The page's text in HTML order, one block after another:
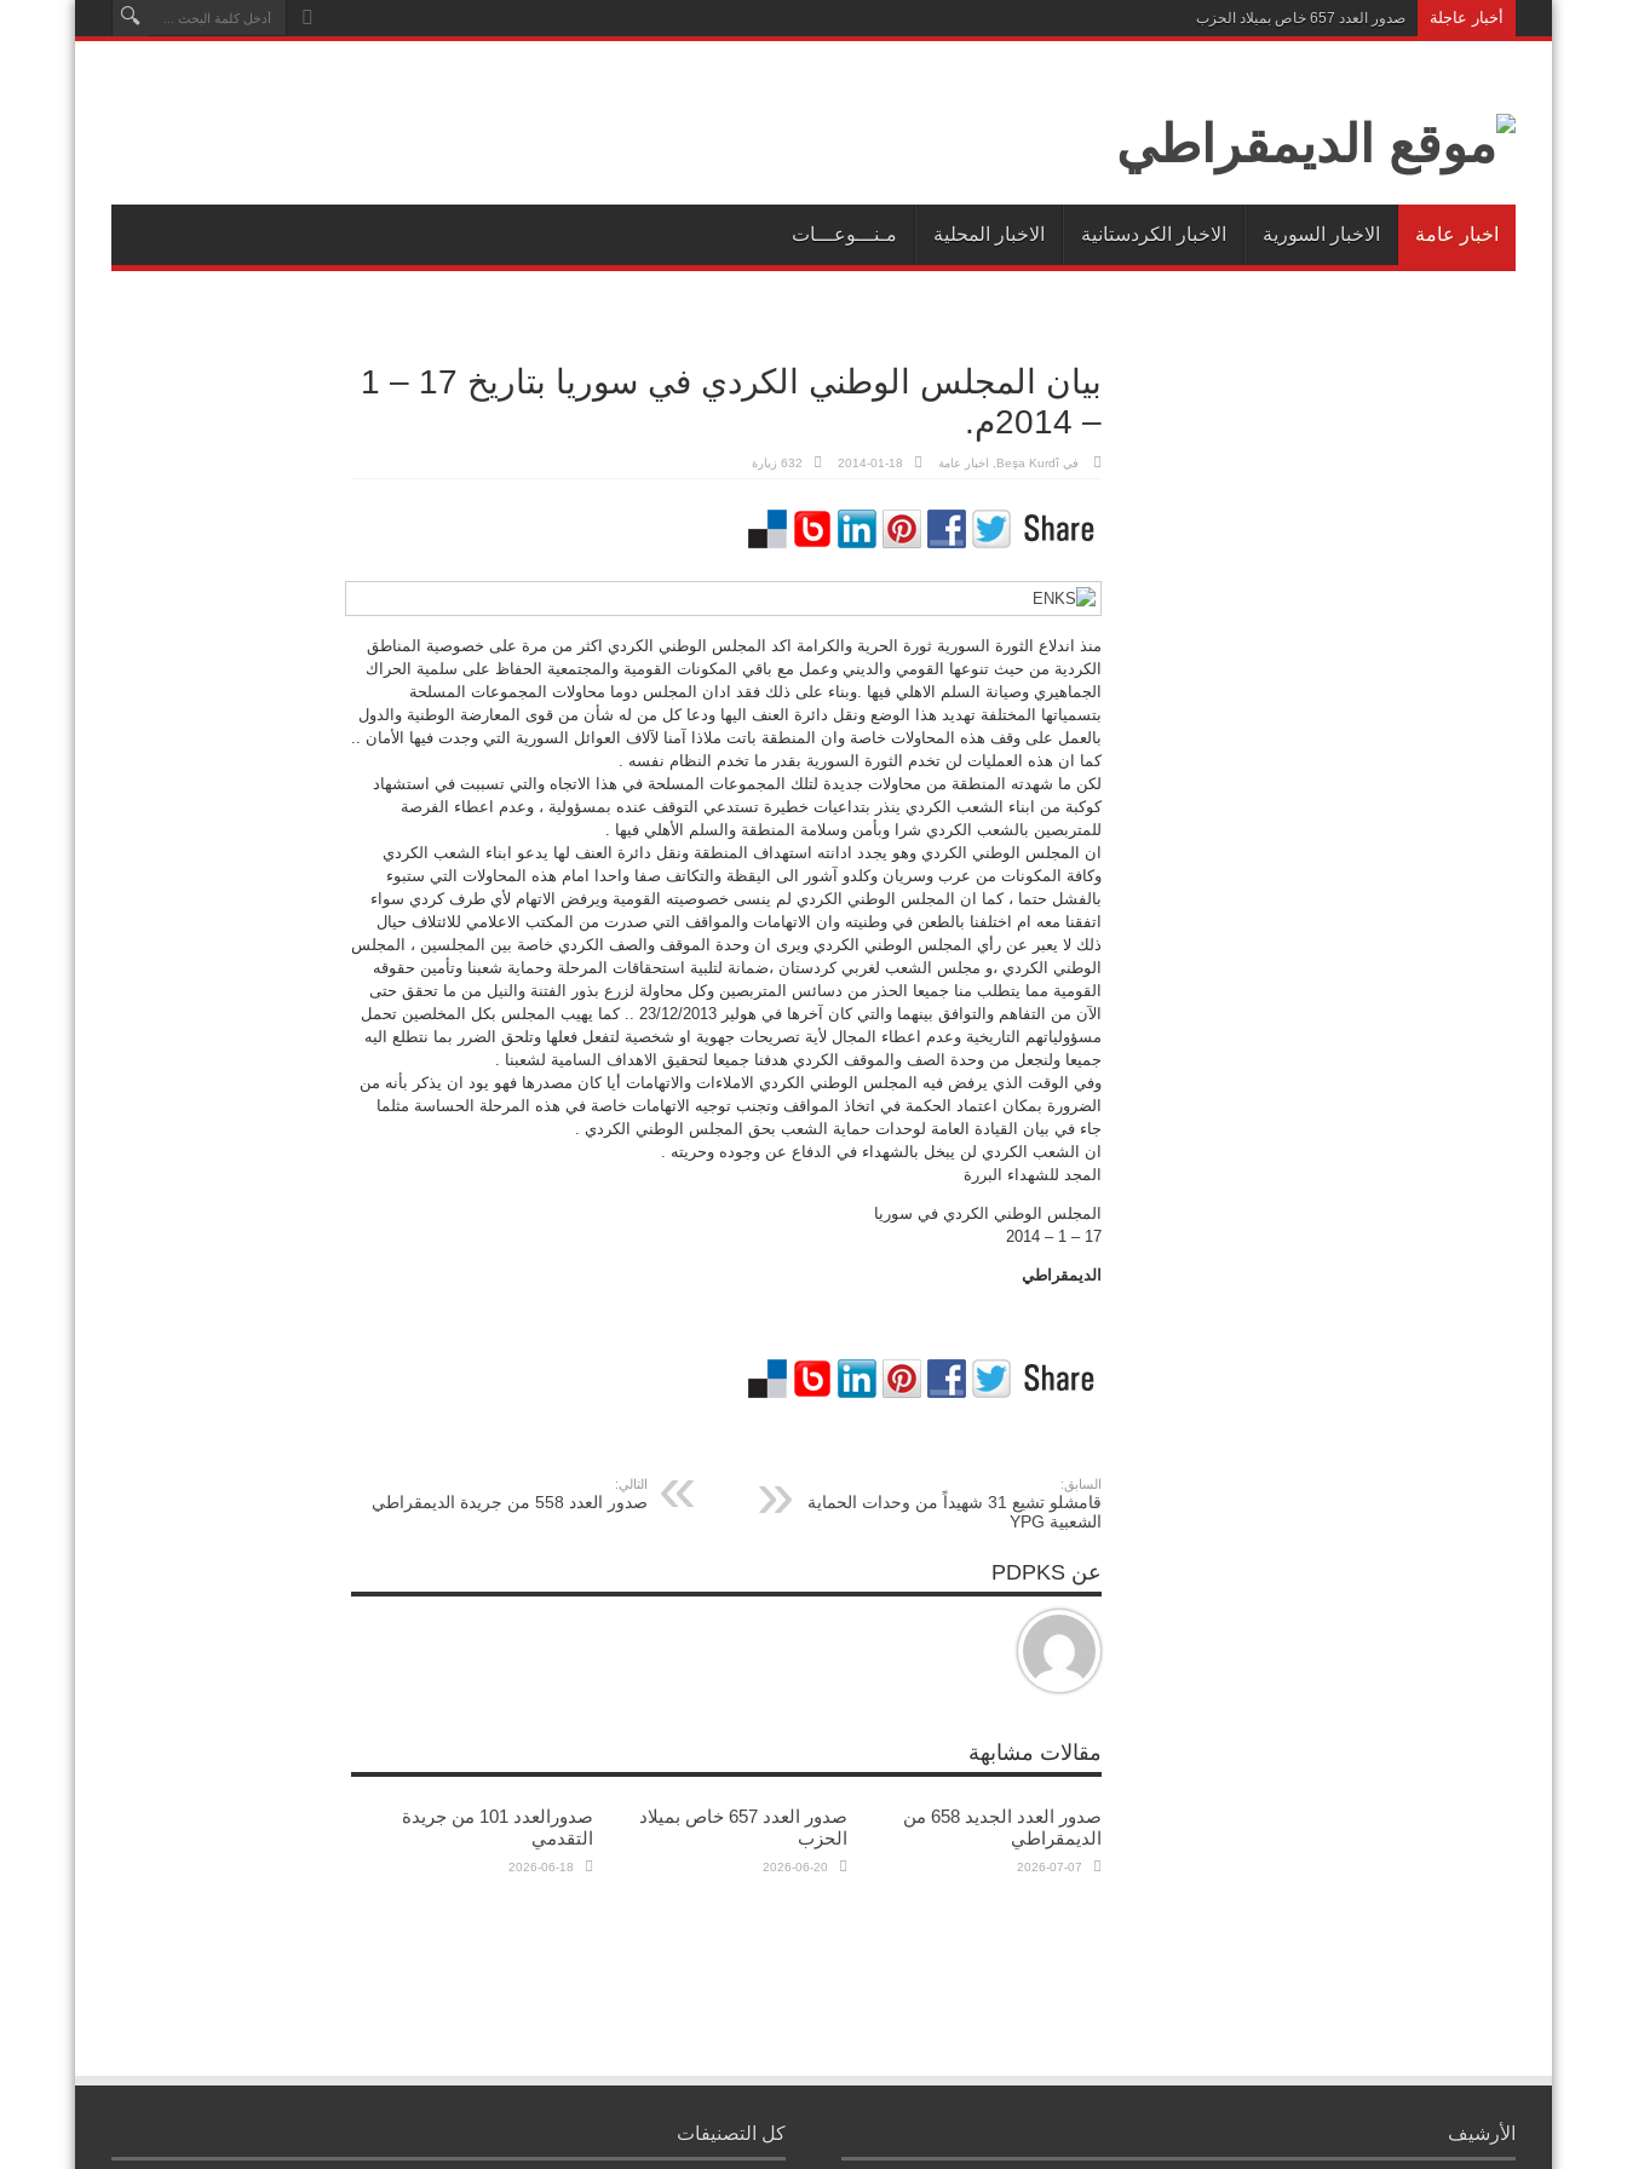
أخبار عاجلة صدور العدد 657 خاص بميلاد الحزب
اخبار عامة الاخبار السورية الاخبار الكردستانية الاخبار المحلية مـنـــوعـــات
بيان المجلس الوطني الكردي في سوريا بتاريخ 17 – 1
– 2014م.
في Beşa Kurdî اخبار عامة 2014-01-18 632 زيارة
منذ اندلاع الثورة السورية ثورة الحرية والكرامة اكد المجلس الوطني الكردي اكثر من مرة على خصوصية المناطق
الكردية من حيث تنوعها القومي والديني وعمل مع باقي المكونات القومية والمجتمعية الحفاظ على سلمية الحراك
الجماهيري وصيانة السلم الاهلي فيها .وبناء على ذلك فقد ادان المجلس دوما محاولات المجموعات المسلحة
بتسمياتها المختلفة تهديد هذا الوضع ونقل دائرة العنف اليها ودعا كل من له شأن من قوى المعارضة الوطنية والدول
بالعمل على وقف هذه المحاولات خاصة وان المنطقة باتت ملاذا آمنا لآلاف العوائل السورية التي وجدت فيها الأمان ..
كما ان هذه العمليات لن تخدم الثورة السورية بقدر ما تخدم النظام نفسه .
لكن ما شهدته المنطقة من محاولات جديدة لتلك المجموعات المسلحة في هذا الاتجاه والتي تسببت في استشهاد
كوكبة من ابناء الشعب الكردي ينذر بتداعيات خطيرة تستدعي التوقف عنده بمسؤولية ، وعدم اعطاء الفرصة
للمتربصين بالشعب الكردي شرا وبأمن وسلامة المنطقة والسلم الأهلي فيها .
ان المجلس الوطني الكردي وهو يجدد ادانته استهداف المنطقة ونقل دائرة العنف لها يدعو ابناء الشعب الكردي
وكافة المكونات من عرب وسريان وكلدو آشور الى اليقظة والتكاتف صفا واحدا امام هذه المحاولات التي ستبوء
بالفشل حتما ، كما ان المجلس الوطني الكردي لم ينسى خصوصيته القومية ويرفض الاتهام لأي طرف كردي سواء
اتفقنا معه ام اختلفنا بالطعن في وطنيته وان الاتهامات والمواقف التي صدرت من المكتب الاعلامي للائتلاف حيال
ذلك لا يعبر عن رأي المجلس الوطني الكردي ويرى ان وحدة الموقف والصف الكردي خاصة بين المجلسين ، المجلس
الوطني الكردي ،و مجلس الشعب لغربي كردستان ،ضمانة لتلبية استحقاقات المرحلة وحماية شعبنا وتأمين حقوقه
القومية مما يتطلب منا جميعا الحذر من دسائس المتربصين وكل محاولة لزرع بذور الفتنة والنيل من ما تحقق حتى
الآن من التفاهم والتوافق بينهما والتي كان آخرها في هولير 23/12/2013 .. كما يهيب المجلس بكل المخلصين تحمل
مسؤولياتهم التاريخية وعدم اعطاء المجال لأية تصريحات جهوية او شخصية لتفعل فعلها وتلحق الضرر بما نتطلع اليه
جميعا ولنجعل من وحدة الصف والموقف الكردي هدفنا جميعا لتحقيق الاهداف السامية لشعبنا .
وفي الوقت الذي يرفض فيه المجلس الوطني الكردي الاملاءات والاتهامات أيا كان مصدرها فهو يود ان يذكر بأنه من
الضرورة بمكان اعتماد الحكمة في اتخاذ المواقف وتجنب توجيه الاتهامات خاصة في هذه المرحلة الحساسة مثلما
جاء في بيان القيادة العامة لوحدات حماية الشعب بحق المجلس الوطني الكردي .
ان الشعب الكردي لن يبخل بالشهداء في الدفاع عن وجوده وحريته .
المجد للشهداء البررة
المجلس الوطني الكردي في سوريا
17 – 1 – 2014
الديمقراطي
السابق:
قامشلو تشيع 31 شهيداً من وحدات الحماية
الشعبية YPG
التالي:
صدور العدد 558 من جريدة الديمقراطي
عن PDPKS
مقالات مشابهة
صدور العدد الجديد 658 من
الديمقراطي
2026-07-07
صدور العدد 657 خاص بميلاد
الحزب
2026-06-20
صدورالعدد 101 من جريدة
التقدمي
2026-06-18
الأرشيف كل التصنيفات